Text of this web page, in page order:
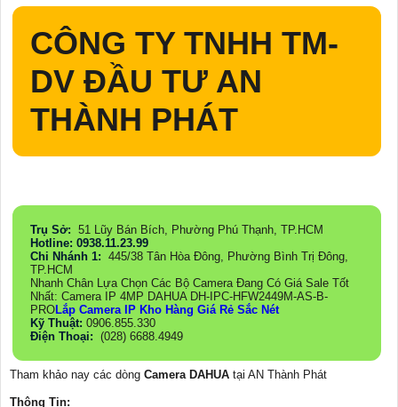
CÔNG TY TNHH TM-
DV ĐẦU TƯ AN
THÀNH PHÁT
Trụ Sở: 51 Lũy Bán Bích, Phường Phú Thạnh, TP.HCM
Hotline: 0938.11.23.99
Chi Nhánh 1: 445/38 Tân Hòa Đông, Phường Bình Trị Đông,
TP.HCM
Nhanh Chân Lựa Chọn Các Bộ Camera Đang Có Giá Sale Tốt
Nhất: Camera IP 4MP DAHUA DH-IPC-HFW2449M-AS-B-
PROLắp Camera IP Kho Hàng Giá Rẻ Sắc Nét
Kỹ Thuật: 0906.855.330
Điện Thoại: (028) 6688.4949
Tham khảo nay các dòng Camera DAHUA tại AN Thành Phát
Thông Tin: